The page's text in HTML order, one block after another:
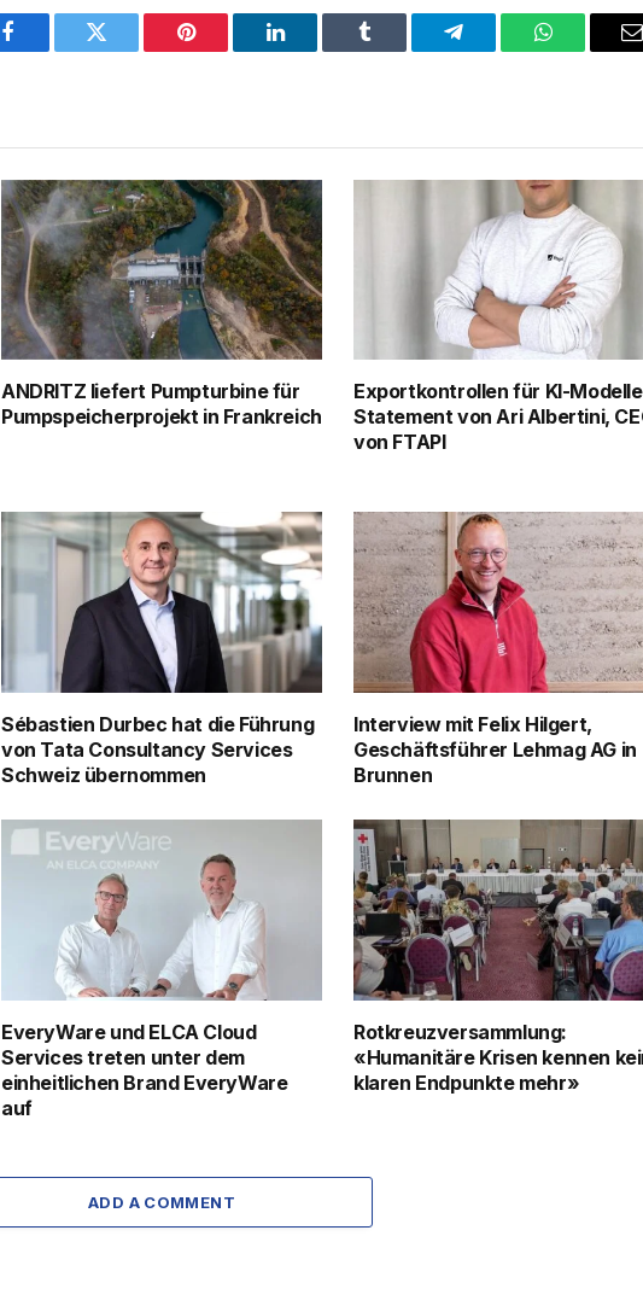
Facebook Twitter Pinterest LinkedIn Tumblr Telegram WhatsApp
ANDRITZ liefert Pumpturbine für
Pumpspeicherprojekt in Frankreich
Exportkontrollen für KI-Modelle
Statement von Ari Albertini,
von FTAPI
Sébastien Durbec hat die Führung
von Tata Consultancy Services
Schweiz übernommen
Interview mit Felix Hilgert,
Geschäftsführer Lehmag AG in
Brunnen
EveryWare und ELCA Cloud
Services treten unter dem
einheitlichen Brand EveryWare
auf
Rotkreuzversammlung:
«Humanitäre Krisen kennen
klaren Endpunkte mehr»
ADD A COMMENT